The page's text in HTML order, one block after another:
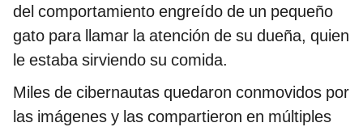
del comportamiento engreído de un pequeño
gato para llamar la atención de su dueña, quien
le estaba sirviendo su comida.
Miles de cibernautas quedaron conmovidos por
las imágenes y las compartieron en múltiples